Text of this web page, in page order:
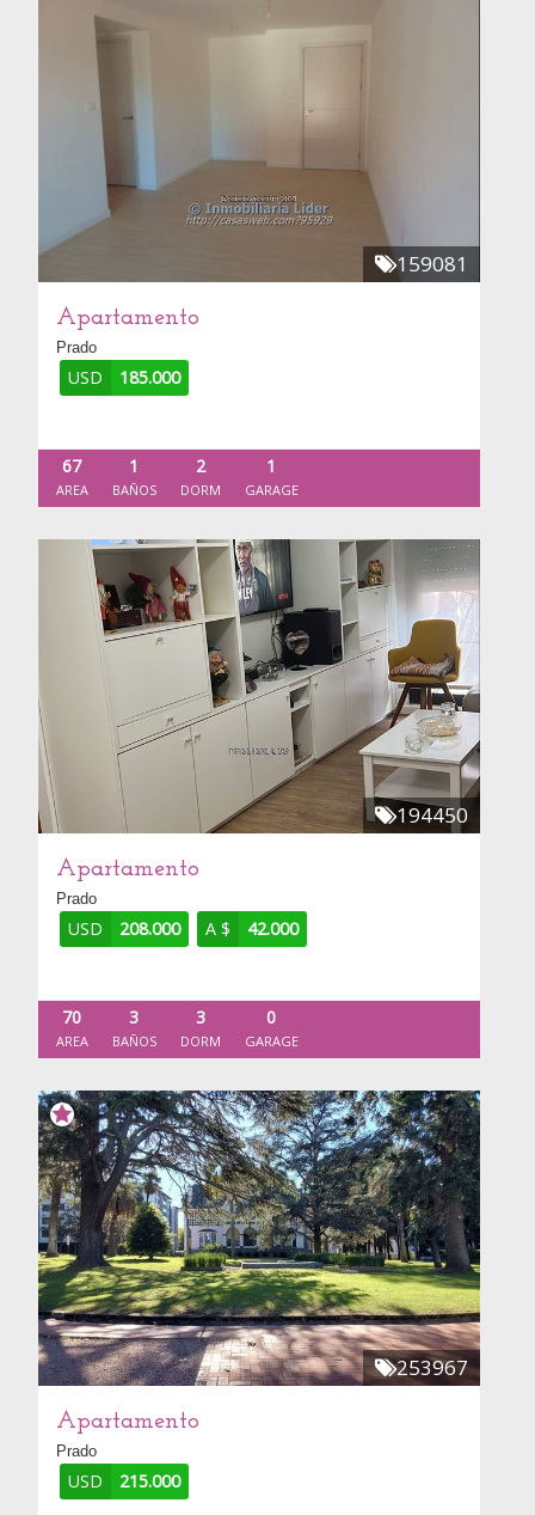
159081
Apartamento
Prado
USD 185.000
67
AREA
1
BAÑOS
2
DORM
1
GARAGE
194450
Apartamento
Prado
USD 208.000 A $ 42.000
70
AREA
3
BAÑOS
3
DORM
0
GARAGE
253967
Apartamento
Prado
USD 215.000